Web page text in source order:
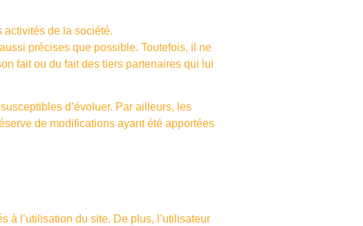
activités de la société.
précises que possible. Toutefois, il ne
fait ou du fait des tiers partenaires qui lui
d’évoluer. Par ailleurs, les
de modifications ayant été apportées
à l’utilisation du site. De plus, l’utilisateur